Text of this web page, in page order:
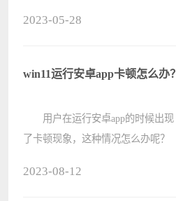
瘾，就来看看怎么解决吧。
2023-05-28
win11运行安卓app卡顿怎么办？
用户在运行安卓app的时候出现
了卡顿现象，这种情况怎么办呢？
2023-08-12